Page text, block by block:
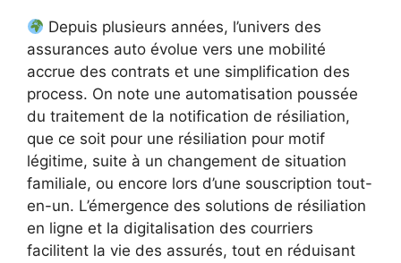
Depuis plusieurs années, l’univers des
assurances auto évolue vers une mobilité
accrue des contrats et une simplification des
process. On note une automatisation poussée
du traitement de la notification de résiliation,
que ce soit pour une résiliation pour motif
légitime, suite à un changement de situation
familiale, ou encore lors d’une souscription tout-
en-un. L’émergence des solutions de résiliation
en ligne et la digitalisation des courriers
facilitent la vie des assurés, tout en réduisant